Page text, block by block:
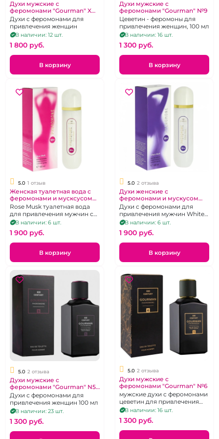
Духи мужские с
феромонами "Gourman" X
100 мл
Духи с феромонами для
привлечения женщин
В наличии: 12 шт.
1 800 pуб.
В корзину
Духи мужские с
феромонами "Gourman" №9
Цеветин - феромоны для
привлечения женщин, 100 мл
В наличии: 16 шт.
1 300 pуб.
В корзину
5.0 1 отзыв
Женская туалетная вода с
феромонами и мусксусом
"XXI Century" Розовый
мускус 100 мл
Rose Musk туалетная вода
для привлечения мужчин с
цеветином 100 мл.
В наличии: 6 шт.
1 900 pуб.
В корзину
5.0 2 отзыва
Духи женские с
феромонами и мускусом
"XXI Century" Белый Мускус
100 мл
Духи с феромонами для
привлечения мужчин White
Musk
В наличии: 6 шт.
1 900 pуб.
В корзину
5.0 2 отзыва
Духи мужские с
феромонами "Gourman" N5
100 мл
Духи с феромонами для
привлечения женщин 100 мл
В наличии: 23 шт.
1 300 pуб.
5.0 2 отзыва
Духи мужские с
феромонами "Gourman" №6
мужские духи с феромонами
цеветин для привлечения
женщин, 100 мл
В наличии: 16 шт.
1 300 pуб.